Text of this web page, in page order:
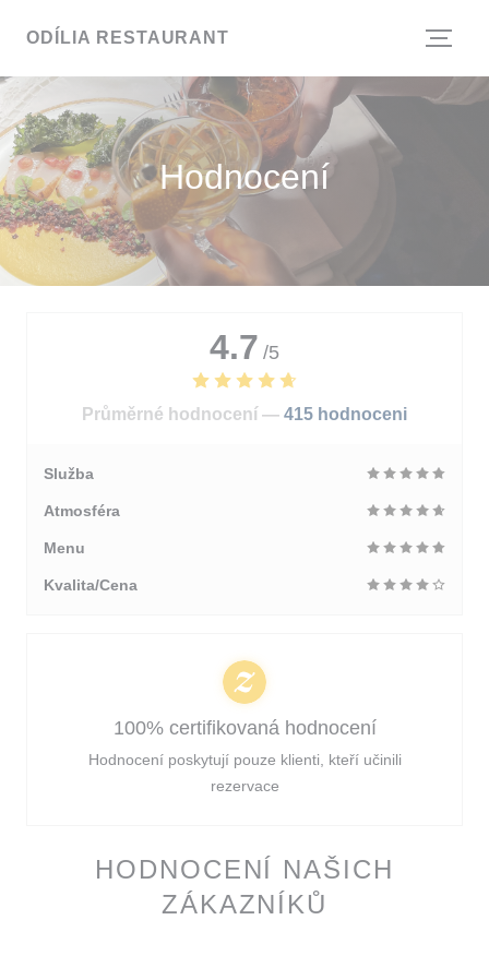
ODÍLIA RESTAURANT
Hodnocení
HODNOCENÍ NAŠICH
ZÁKAZNÍKŮ
4.7 /5
Průměrné hodnocení — 415 hodnoceni
Služba
Atmosféra
Menu
Kvalita/Cena
100% certifikovaná hodnocení
Hodnocení poskytují pouze klienti, kteří učinili
rezervace